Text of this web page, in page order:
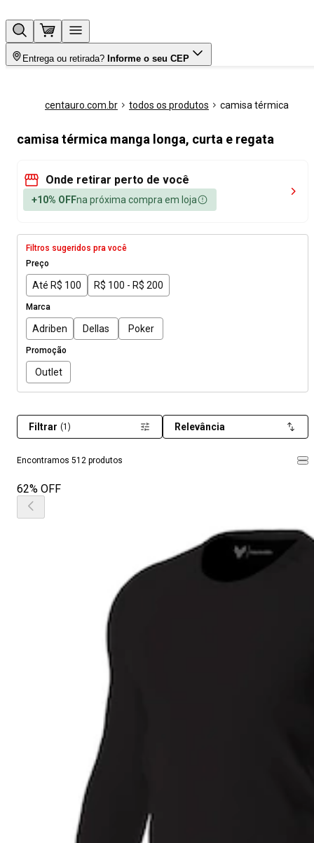
Entrega ou retirada? Informe o seu CEP
centauro.com.br todos os produtos camisa térmica
camisa térmica manga longa, curta e regata
Onde retirar perto de você
+10% OFFna próxima compra em loja
Filtros sugeridos pra você
Preço
Até R$ 100 R$ 100 - R$ 200
Marca
Adriben Dellas Poker
Promoção
Outlet
Encontramos 512 produtos
Filtrar (1) Relevância
62% OFF